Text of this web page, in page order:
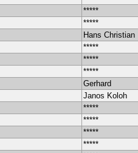
*****
*****
Hans Christian
*****
*****
*****
Gerhard
Janos Koloh
*****
*****
*****
*****